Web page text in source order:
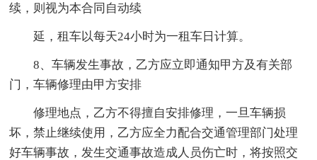
续，则视为本合同自动续
延，租车以每天24小时为一租车日计算。
8、车辆发生事故，乙方应立即通知甲方及有关部
门，车辆修理由甲方安排
修理地点，乙方不得擅自安排修理，一旦车辆损
坏，禁止继续使用，乙方应全力配合交通管理部门处理
好车辆事故，发生交通事故造成人员伤亡时，将按照交